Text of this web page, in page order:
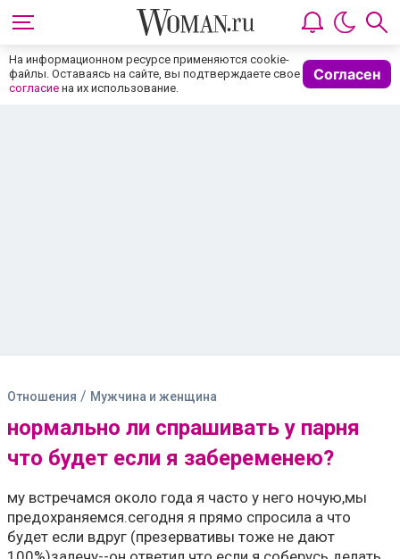
На информационном ресурсе применяются cookie-
файлы. Оставаясь на сайте, вы подтверждаете свое
согласие на их использование.
Согласен
Отношения / Мужчина и женщина
нормально ли спрашивать у парня
что будет если я забеременею?
му встречамся около года я часто у него ночую,мы
предохраняемся.сегодня я прямо спросила а что
будет если вдруг (презервативы тоже не дают